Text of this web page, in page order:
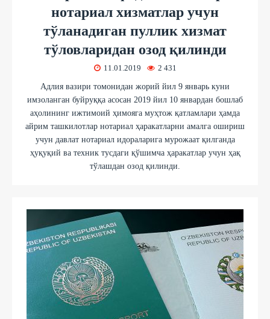
нотариал хизматлар учун
тўланадиган пуллик хизмат
тўловларидан озод қилинди
11.01.2019 2 431
Адлия вазири томонидан жорий йил 9 январь куни
имзоланган буйруққа асосан 2019 йил 10 январдан бошлаб
аҳолининг ижтимоий ҳимояга муҳтож қатламлари ҳамда
айрим ташкилотлар нотариал ҳаракатларни амалга ошириш
учун давлат нотариал идораларига мурожаат қилганда
ҳуқуқий ва техник тусдаги қўшимча ҳаракатлар учун ҳақ
тўлашдан озод қилинди.